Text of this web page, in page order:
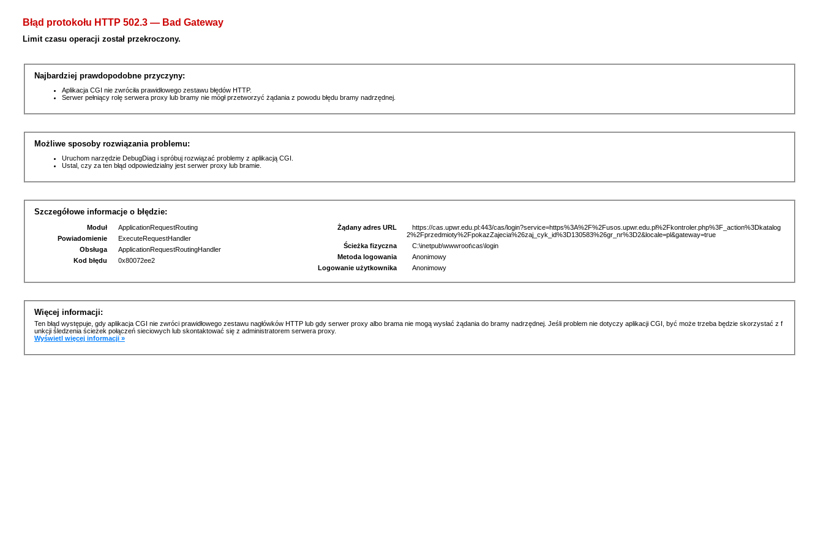
Błąd protokołu HTTP 502.3 — Bad Gateway
Limit czasu operacji został przekroczony.
Najbardziej prawdopodobne przyczyny:
Aplikacja CGI nie zwróciła prawidłowego zestawu błędów HTTP.
Serwer pełniący rolę serwera proxy lub bramy nie mógł przetworzyć żądania z powodu błędu bramy nadrzędnej.
Możliwe sposoby rozwiązania problemu:
Uruchom narzędzie DebugDiag i spróbuj rozwiązać problemy z aplikacją CGI.
Ustal, czy za ten błąd odpowiedzialny jest serwer proxy lub bramie.
Szczegółowe informacje o błędzie:
Moduł
ApplicationRequestRouting
Powiadomienie
ExecuteRequestHandler
Obsługa
ApplicationRequestRoutingHandler
Kod błędu
0x80072ee2
Żądany adres URL
https://cas.upwr.edu.pl:443/cas/login?service=https%3A%2F%2Fusos.upwr.edu.pl%2Fkontroler.php%3F_action%3Dkatalog
2%2Fprzedmioty%2FpokazZajecia%26zaj_cyk_id%3D130583%26gr_nr%3D2&locale=pl&gateway=true
Ścieżka fizyczna
C:\inetpub\wwwroot\cas\login
Metoda logowania
Anonimowy
Logowanie użytkownika
Anonimowy
Więcej informacji:
Ten błąd występuje, gdy aplikacja CGI nie zwróci prawidłowego zestawu nagłówków HTTP lub gdy serwer proxy albo brama nie mogą wysłać żądania do bramy nadrzędnej. Jeśli problem nie dotyczy aplikacji CGI, być może trzeba będzie skorzystać z f
unkcji śledzenia ścieżek połączeń sieciowych lub skontaktować się z administratorem serwera proxy.
Wyświetl więcej informacji »